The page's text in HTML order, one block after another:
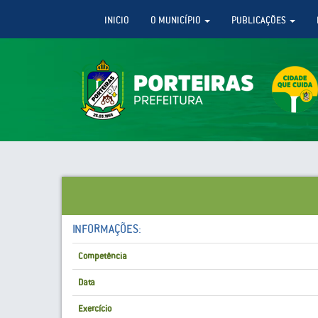
INICIO O MUNICÍPIO PUBLICAÇÕES
INFORMAÇÕES:
Competência
Data
Exercício